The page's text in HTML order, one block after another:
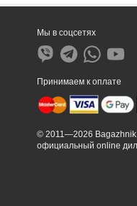
Мы в соцсетях
Принимаем к оплате
© 2011—2026
официальный online